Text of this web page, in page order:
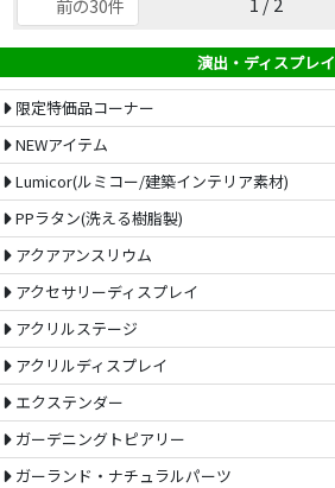
前の30件
演出・ディスプレイ
限定特価品コーナー
NEWアイテム
Lumicor(ルミコー/建築インテリア素材)
PPラタン(洗える樹脂製)
アクアアンスリウム
アクセサリーディスプレイ
アクリルステージ
アクリルディスプレイ
エクステンダー
ガーデニングトピアリー
ガーランド・ナチュラルパーツ